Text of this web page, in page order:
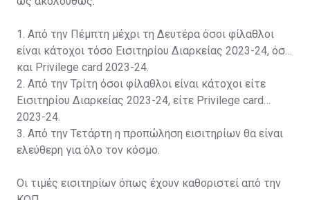
1. Από την Πέμπτη μέχρι τη Δευτέρα όσοι φίλαθλοι
είναι κάτοχοι τόσο Εισιτηρίου Διαρκείας 2023-24, όσο
και Privilege card 2023-24.
2. Από την Τρίτη όσοι φίλαθλοι είναι κάτοχοι είτε
Εισιτηρίου Διαρκείας 2023-24, είτε Privilege card
2023-24.
3. Από την Τετάρτη η προπώληση εισιτηρίων θα είναι
ελεύθερη για όλο τον κόσμο.
Οι τιμές εισιτηρίων όπως έχουν καθοριστεί από την